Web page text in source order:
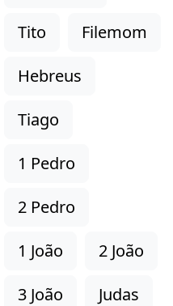
Tito
Filemom
Hebreus
Tiago
1 Pedro
2 Pedro
1 João
2 João
3 João
Judas